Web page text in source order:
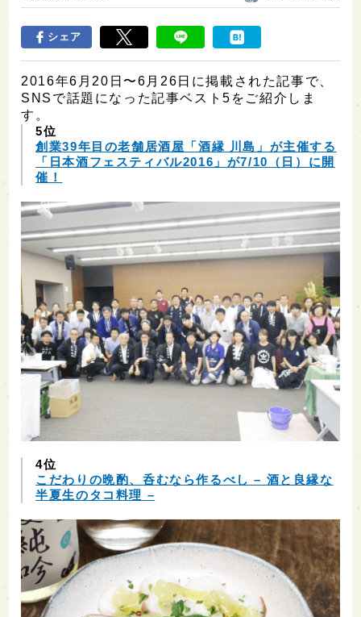
シェア
2016年6月20日〜6月26日に掲載された記事で、
SNSで話題になった記事ベスト5をご紹介しま
す。
5位
創業39年目の老舗居酒屋「酒縁 川島」が主催する
「日本酒フェスティバル2016」が7/10（日）に開
催！
4位
こだわりの晩酌、呑むなら作るべし – 酒と良縁な
半夏生のタコ料理 –